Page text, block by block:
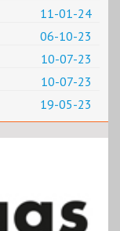
11-01-24
06-10-23
10-07-23
10-07-23
19-05-23